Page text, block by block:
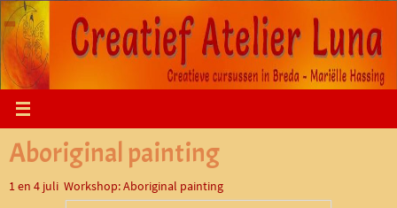
naar
de
inhoud
Aboriginal painting
1 en 4 juli Workshop: Aboriginal painting